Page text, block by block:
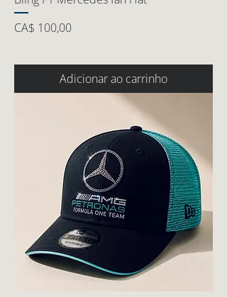
Preço
CA$ 100,00
Adicionar ao carrinho